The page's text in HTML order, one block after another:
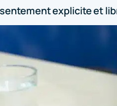
explicite et